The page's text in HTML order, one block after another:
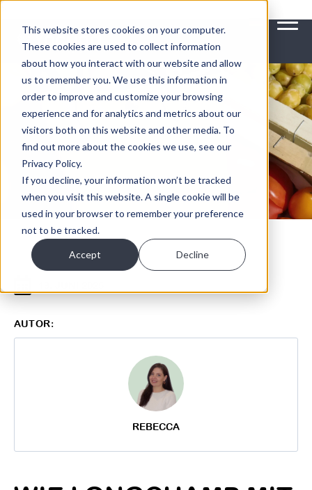
This website stores cookies on your computer.
These cookies are used to collect information
about how you interact with our website and allow
us to remember you. We use this information in
order to improve and customize your browsing
experience and for analytics and metrics about our
visitors both on this website and other media. To
find out more about the cookies we use, see our
Privacy Policy.
If you decline, your information won’t be tracked
when you visit this website. A single cookie will be
used in your browser to remember your preference
not to be tracked.
Accept Decline
AUTOR:
REBECCA